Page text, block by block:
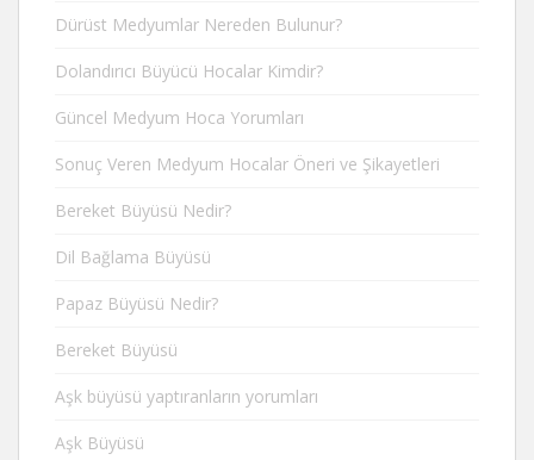
Dürüst Medyumlar Nereden Bulunur?
Dolandırıcı Büyücü Hocalar Kimdir?
Güncel Medyum Hoca Yorumları
Sonuç Veren Medyum Hocalar Öneri ve Şikayetleri
Bereket Büyüsü Nedir?
Dil Bağlama Büyüsü
Papaz Büyüsü Nedir?
Bereket Büyüsü
Aşk büyüsü yaptıranların yorumları
Aşk Büyüsü